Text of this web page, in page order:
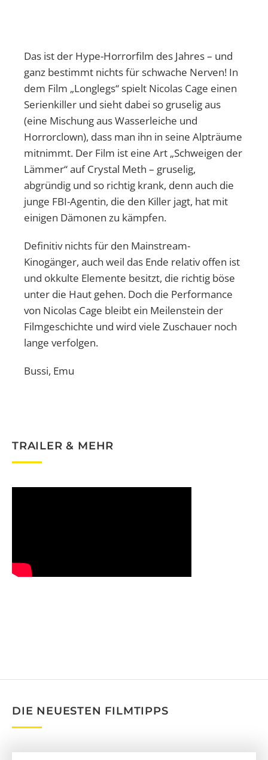
Das ist der Hype-Horrorfilm des Jahres – und
ganz bestimmt nichts für schwache Nerven! In
dem Film „Longlegs“ spielt Nicolas Cage einen
Serienkiller und sieht dabei so gruselig aus
(eine Mischung aus Wasserleiche und
Horrorclown), dass man ihn in seine Alpträume
mitnimmt. Der Film ist eine Art „Schweigen der
Lämmer“ auf Crystal Meth – gruselig,
abgründig und so richtig krank, denn auch die
junge FBI-Agentin, die den Killer jagt, hat mit
einigen Dämonen zu kämpfen.
Definitiv nichts für den Mainstream-
Kinogänger, auch weil das Ende relativ offen ist
und okkulte Elemente besitzt, die richtig böse
unter die Haut gehen. Doch die Performance
von Nicolas Cage bleibt ein Meilenstein der
Filmgeschichte und wird viele Zuschauer noch
lange verfolgen.
Bussi, Emu
TRAILER & MEHR
DIE NEUESTEN FILMTIPPS